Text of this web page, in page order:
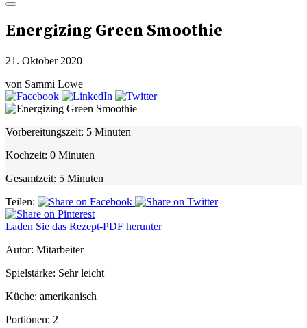
Energizing Green Smoothie
21. Oktober 2020
von Sammi Lowe
Vorbereitungszeit: 5 Minuten
Kochzeit: 0 Minuten
Gesamtzeit: 5 Minuten
Teilen:
Laden Sie das Rezept-PDF herunter
Autor: Mitarbeiter
Spielstärke: Sehr leicht
Küche: amerikanisch
Portionen: 2